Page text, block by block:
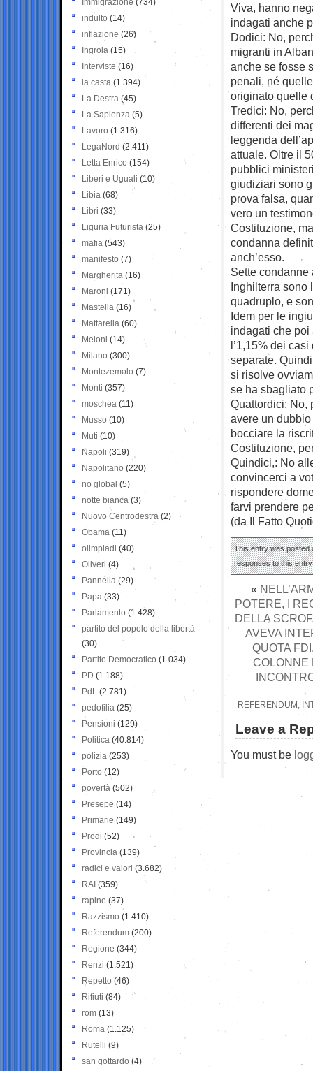
Viva, hanno
indagati anche
Dodici: No,
migranti in
anche se fosse
penali, né
originato quelle
Tredici: No,
differenti dei
leggenda
attuale. Oltre il
pubblici
giudiziari sono
prova falsa,
vero un
Costituzione,
condanna
anch’esso.
Sette condanne
Inghilterra sono
quadruplo, e
Idem per le
indagati che
l’1,15% dei
separate.
si risolve
se ha sbagliato
Quattordici: No,
avere un
bocciare la
Costituzione,
Quindici,: No
convincerci a
rispondere
farvi prendere
(da Il Fatto
This entry was posted
responses to this
«
POTERE, I
DELLA
AVEVA
QUOTA
COLONNE
REFERENDUM,
Leave a
You must be
Immigrazione (734)
indulto (14)
inflazione (26)
Ingroia (15)
Interviste (16)
la casta (1.394)
La Destra (45)
La Sapienza (5)
Lavoro (1.316)
LegaNord (2.411)
Letta Enrico (154)
Liberi e Uguali (10)
Libia (68)
Libri (33)
Liguria Futurista (25)
mafia (543)
manifesto (7)
Margherita (16)
Maroni (171)
Mastella (16)
Mattarella (60)
Meloni (14)
Milano (300)
Montezemolo (7)
Monti (357)
moschea (11)
Musso (10)
Muti (10)
Napoli (319)
Napolitano (220)
no global (5)
notte bianca (3)
Nuovo Centrodestra (2)
Obama (11)
olimpiadi (40)
Oliveri (4)
Pannella (29)
Papa (33)
Parlamento (1.428)
partito del popolo della libertà
(30)
Partito Democratico (1.034)
PD (1.188)
PdL (2.781)
pedofilia (25)
Pensioni (129)
Politica (40.814)
polizia (253)
Porto (12)
povertà (502)
Presepe (14)
Primarie (149)
Prodi (52)
Provincia (139)
radici e valori (3.682)
RAI (359)
rapine (37)
Razzismo (1.410)
Referendum (200)
Regione (344)
Renzi (1.521)
Repetto (46)
Rifiuti (84)
rom (13)
Roma (1.125)
Rutelli (9)
san gottardo (4)